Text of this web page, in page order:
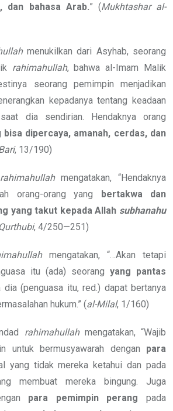
dan bahasa Arab.” (Mukhtashar al-
menukilkan dari Asyhab, seorang
rahimahullah, bahwa al-Imam Malik
seorang pemimpin menjadikan
kepadanya tentang keadaan
dia sendirian. Hendaknya orang
bisa dipercaya, amanah, cerdas, dan
, 13/190)
rahimahullahmengatakan, “Hendaknya
orang-orang yang bertakwa dan
yang takut kepada Allah subhanahu
, 4/250—251)
mengatakan, “…Akan tetapi
itu (ada) seorang yang pantas
dia (penguasa itu, red.) dapat bertanya
hukum.” (al-Milal, 1/160)
rahimahullahmengatakan, “Wajib
untuk bermusyawarah dengan para
yang tidak mereka ketahui dan pada
membuat mereka bingung. Juga
para pemimpin perang pada